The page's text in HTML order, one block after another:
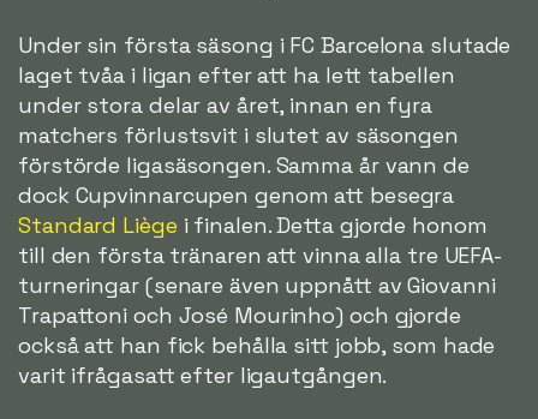
Under sin första säsong i FC Barcelona slutade
laget tvåa i ligan efter att ha lett tabellen
under stora delar av året, innan en fyra
matchers förlustsvit i slutet av säsongen
förstörde ligasäsongen. Samma år vann de
dock Cupvinnarcupen genom att besegra
Standard Liège i finalen. Detta gjorde honom
till den första tränaren att vinna alla tre UEFA-
turneringar (senare även uppnått av Giovanni
Trapattoni och José Mourinho) och gjorde
också att han fick behålla sitt jobb, som hade
varit ifrågasatt efter ligautgången.